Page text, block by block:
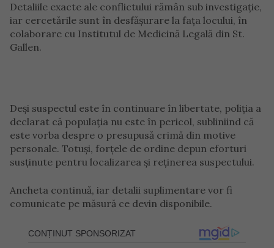
Detaliile exacte ale conflictului rămân sub investigație,
iar cercetările sunt în desfășurare la fața locului, în
colaborare cu Institutul de Medicină Legală din St.
Gallen.
Deși suspectul este în continuare în libertate, poliția a
declarat că populația nu este în pericol, subliniind că
este vorba despre o presupusă crimă din motive
personale. Totuși, forțele de ordine depun eforturi
susținute pentru localizarea și reținerea suspectului.
Ancheta continuă, iar detalii suplimentare vor fi
comunicate pe măsură ce devin disponibile.